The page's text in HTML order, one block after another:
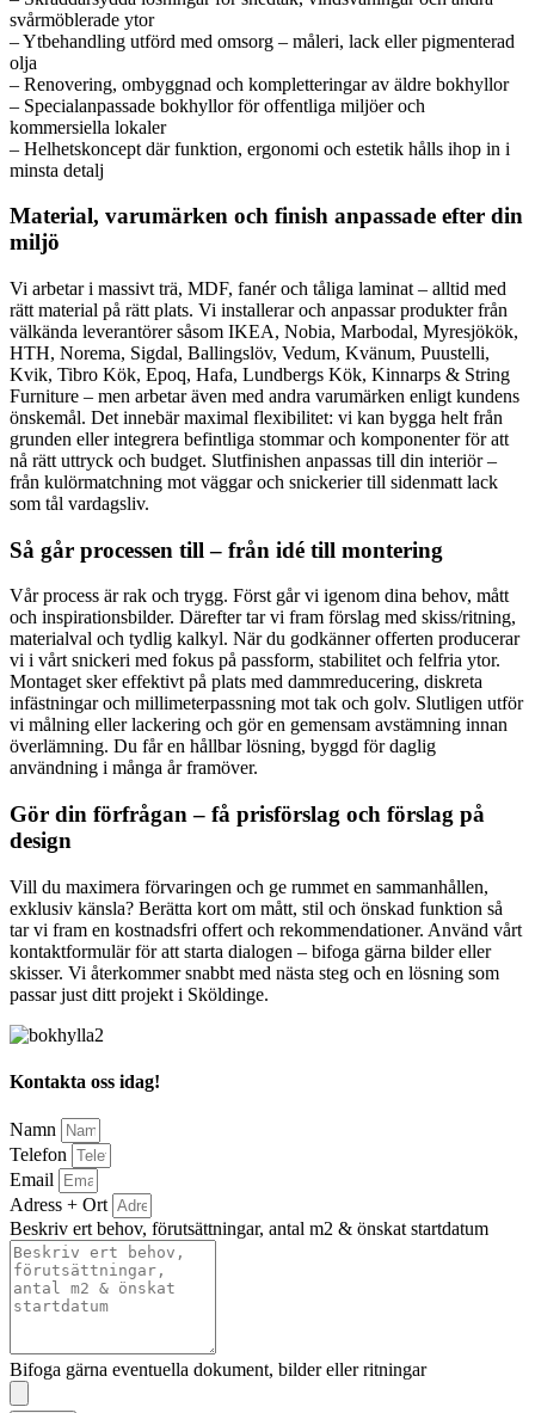
svårmöblerade ytor
– Ytbehandling utförd med omsorg – måleri, lack eller pigmenterad
olja
– Renovering, ombyggnad och kompletteringar av äldre bokhyllor
– Specialanpassade bokhyllor för offentliga miljöer och
kommersiella lokaler
– Helhetskoncept där funktion, ergonomi och estetik hålls ihop in i
minsta detalj
Material, varumärken och finish anpassade efter din
miljö
Vi arbetar i massivt trä, MDF, fanér och tåliga laminat – alltid med
rätt material på rätt plats. Vi installerar och anpassar produkter från
välkända leverantörer såsom IKEA, Nobia, Marbodal, Myresjökök,
HTH, Norema, Sigdal, Ballingslöv, Vedum, Kvänum, Puustelli,
Kvik, Tibro Kök, Epoq, Hafa, Lundbergs Kök, Kinnarps & String
Furniture – men arbetar även med andra varumärken enligt kundens
önskemål. Det innebär maximal flexibilitet: vi kan bygga helt från
grunden eller integrera befintliga stommar och komponenter för att
nå rätt uttryck och budget. Slutfinishen anpassas till din interiör –
från kulörmatchning mot väggar och snickerier till sidenmatt lack
som tål vardagsliv.
Så går processen till – från idé till montering
Vår process är rak och trygg. Först går vi igenom dina behov, mått
och inspirationsbilder. Därefter tar vi fram förslag med skiss/ritning,
materialval och tydlig kalkyl. När du godkänner offerten producerar
vi i vårt snickeri med fokus på passform, stabilitet och felfria ytor.
Montaget sker effektivt på plats med dammreducering, diskreta
infästningar och millimeterpassning mot tak och golv. Slutligen utför
vi målning eller lackering och gör en gemensam avstämning innan
överlämning. Du får en hållbar lösning, byggd för daglig
användning i många år framöver.
Gör din förfrågan – få prisförslag och förslag på
design
Vill du maximera förvaringen och ge rummet en sammanhållen,
exklusiv känsla? Berätta kort om mått, stil och önskad funktion så
tar vi fram en kostnadsfri offert och rekommendationer. Använd vårt
kontaktformulär för att starta dialogen – bifoga gärna bilder eller
skisser. Vi återkommer snabbt med nästa steg och en lösning som
passar just ditt projekt i Sköldinge.
Kontakta oss idag!
Namn
Telefon
Email
Adress + Ort
Beskriv ert behov, förutsättningar, antal m2 & önskat startdatum
Bifoga gärna eventuella dokument, bilder eller ritningar